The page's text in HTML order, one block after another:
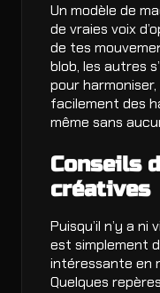
Un modèle de
de vraies voix
de tes
blob, les autres
pour
facilement des
même sans
Conseils
créatives
Puisqu’il n’y a
est simplement
intéressante en
Quelques